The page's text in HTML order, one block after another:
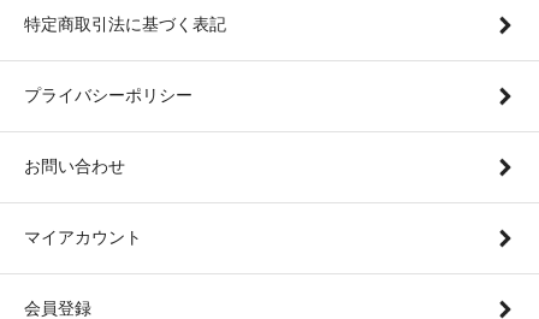
特定商取引法に基づく表記
プライバシーポリシー
お問い合わせ
マイアカウント
会員登録